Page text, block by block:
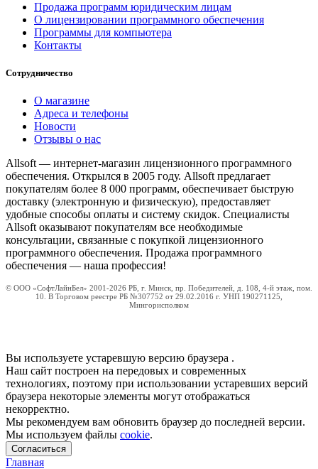
Продажа программ юридическим лицам
О лицензировании программного обеспечения
Программы для компьютера
Контакты
Сотрудничество
О магазине
Адреса и телефоны
Новости
Отзывы о нас
Allsoft — интернет-магазин лицензионного программного
обеспечения. Открылся в 2005 году. Allsoft предлагает
покупателям более 8 000 программ, обеспечивает быструю
доставку (электронную и физическую), предоставляет
удобные способы оплаты и систему скидок. Специалисты
Allsoft оказывают покупателям все необходимые
консультации, связанные с покупкой лицензионного
программного обеспечения. Продажа программного
обеспечения — наша профессия!
© ООО «СофтЛайнБел» 2001-2026 РБ, г. Минск, пр. Победителей, д. 108, 4-й этаж, пом.
10. В Торговом реестре РБ №307752 от 29.02.2016 г. УНП 190271125,
Мингорисполком
Вы используете устаревшую версию браузера .
Наш сайт построен на передовых и современных
технологиях, поэтому при использовании устаревших версий
браузера некоторые элементы могут отображаться
некорректно.
Мы рекомендуем вам обновить браузер до последней версии.
Мы используем файлы cookie.
Согласиться
Главная